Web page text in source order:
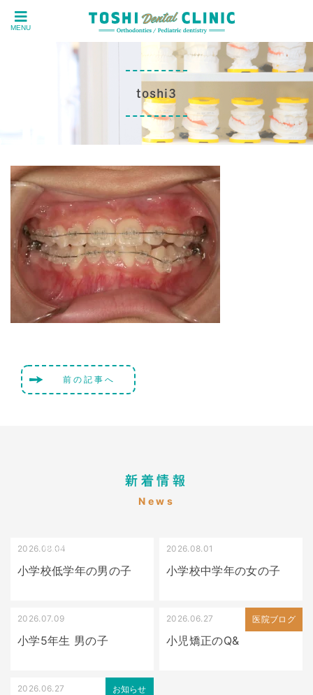
MENU
toshi3
前の記事へ
新着情報
News
受け口（しゃくれている）
2026.08.04
小学校低学年の男の子
2026.08.01
小学校中学年の女の子
2026.07.09
小学5年生 男の子
医院ブログ
2026.06.27
小児矯正のQ&
お知らせ
2026.06.27